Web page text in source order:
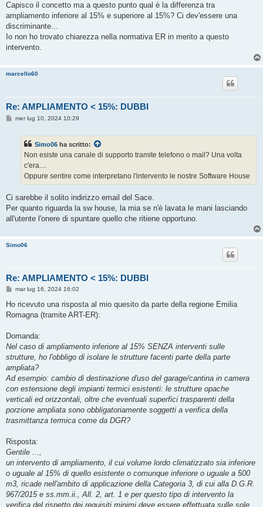
Capisco il concetto ma a questo punto qual è la differenza tra
ampliamento inferiore al 15% e superiore al 15%? Ci dev'essere una
discriminante...
Io non ho trovato chiarezza nella normativa ER in merito a questo
intervento.
marcello60
Re: AMPLIAMENTO < 15%: DUBBI
Mmer lug 10, 2024 10:29
Simo06 ha scritto:
Non esiste una canale di supporto tramite telefono o mail? Una volta
c'era....
Oppure sentire come interpretano l'intervento le nostre Software House
Ci sarebbe il solito indirizzo email del Sace.
Per quanto riguarda la sw house, la mia se n'è lavata le mani lasciando
all'utente l'onere di spuntare quello che ritiene opportuno.
Simo06
Re: AMPLIAMENTO < 15%: DUBBI
M
s
a
i
o
mar lug 16, 2024 16:02
Ho ricevuto una risposta al mio quesito da parte della regione Emilia
Romagna (tramite ART-ER):
Domanda:
Nel caso di ampliamento inferiore al 15% SENZA interventi sulle
strutture, ho l'obbligo di isolare le strutture facenti parte della parte
ampliata?
Ad esempio: cambio di destinazione d'uso del garage/cantina in camera
con estensione degli impianti termici esistenti: le strutture opache
verticali ed orizzontali, oltre che eventuali superfici trasparenti della
porzione ampliata sono obbligatoriamente soggetti a verifica della
trasmittanza termica come da DGR?
Risposta:
Gentile ...,
un intervento di ampliamento, il cui volume lordo climatizzato sia inferiore
o uguale al 15% di quello esistente o comunque inferiore o uguale a 500
m3, ricade nell'ambito di applicazione della Categoria 3, di cui alla D.G.R.
967/2015 e ss.mm.ii., All. 2, art. 1 e per questo tipo di intervento la
verifica del rispetto dei requisiti minimi deve essere effettuata sulle sole